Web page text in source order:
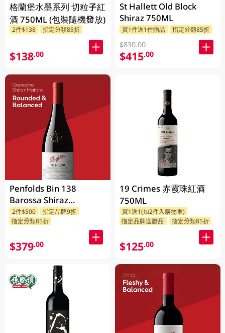
格蘭堡水墨系列 切粒子紅
酒 750ML (包裝隨機發放)
2件$138 指定分類85折
$138.00
Penfolds Bin 138
Barossa Shiraz
Grenache Mataro
750ML
2件$500
指定品牌9折
指定分類85折
$379.00
St Hallett Old Block
Shiraz 750ML
買1件送1件贈品 指定分類85折
$830.00
$415.00
19 Crimes 赤霞珠紅酒
750ML
買1送1(加2件入購物車)
指定品牌送贈品
指定分類85折
$125.00